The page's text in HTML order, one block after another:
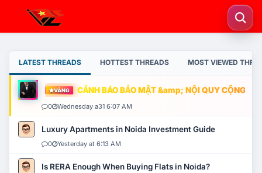
LATEST THREADS HOTTEST THREADS MOST VIEWED
VÀNG CẢNH BÁO BẢO MẬT &amp; NỘI QUY CỘNG
0 Wednesday a31 6:07 AM
Luxury Apartments in Noida Investment Guide
0 Yesterday at 6:13 AM
Is RERA Enough When Buying Flats in Noida?